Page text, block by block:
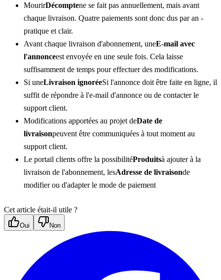
MourirDécomptene se fait pas annuellement, mais avant
chaque livraison. Quatre paiements sont donc dus par an -
pratique et clair.
Avant chaque livraison d'abonnement, uneE-mail avec
l'annonceest envoyée en une seule fois. Cela laisse
suffisamment de temps pour effectuer des modifications.
Si uneLivraison ignoréeSi l'annonce doit être faite en ligne, il
suffit de répondre à l'e-mail d'annonce ou de contacter le
support client.
Modifications apportées au projet deDate de
livraisonpeuvent être communiquées à tout moment au
support client.
Le portail clients offre la possibilitéProduitsà ajouter à la
livraison de l'abonnement, lesAdresse de livraisonde
modifier ou d'adapter le mode de paiement
Cet article était-il utile ?
Oui Non